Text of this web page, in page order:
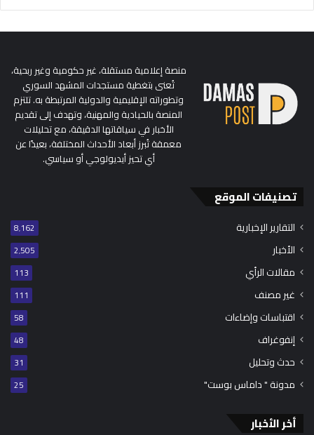
منصة إعلامية مستقلة، غير حكومية وغير ربحية،
تُعنى بتغطية مستجدات المشهد السوري
وتطوراته الإقليمية والدولية المرتبطة به. تلتزم
المنصة بالحيادية والمهنية، وتهدف إلى تقديم
الأخبار في سياقاتها الدقيقة، مع تحليلات
معمقة تُبرز أبعاد الأحداث المختلفة، بعيدًا عن
أي تحيز أيديولوجي أو سياسي.
تصنيفات الموقع
التقارير الإخبارية 8٬162
الأخبار 2٬505
مقالات الرأي 113
غير مصنف 111
اقتباسات وإضاءات 58
إنفوغراف 48
حدث وتحليل 31
مدونة " داماس بوست" 25
أخر الأخبار